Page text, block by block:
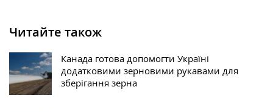
Читайте також
Канада готова допомогти Україні
додатковими зерновими рукавами для
зберігання зерна